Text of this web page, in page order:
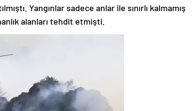
Yangınlar sadece anlar ile sınırlı kalmamış
alanları tehdit etmişti.